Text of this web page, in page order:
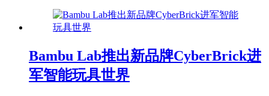
Bambu Lab推出新品牌CyberBrick进
军智能玩具世界